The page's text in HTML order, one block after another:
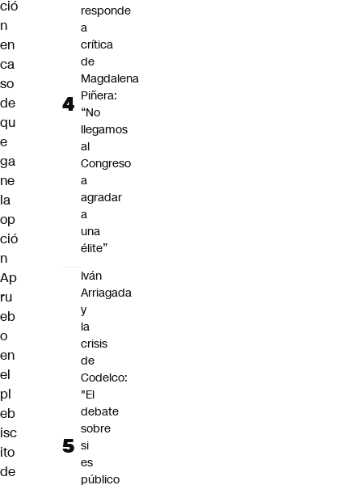
ció
n
en
ca
so
de
qu
e
ga
ne
la
op
ció
n
Ap
ru
eb
o
en
el
pl
eb
isc
ito
de
responde
a
crítica
de
Magdalena
Piñera:
“No
llegamos
al
Congreso
a
agradar
a
una
élite”
Iván
Arriagada
y
la
crisis
de
Codelco:
"El
debate
sobre
si
es
público